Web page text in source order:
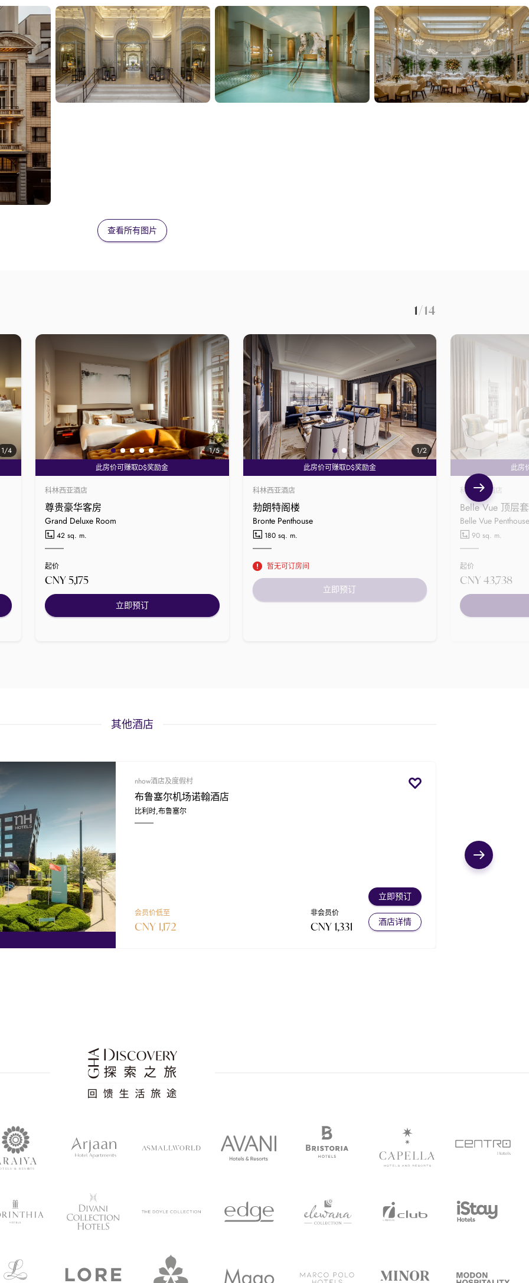
查看所有图片
1/14
1/4 1/5
此房价可赚取D$奖励金
科林西亚酒店
尊贵豪华客房
Grand Deluxe Room
42 sq. m.
起价
CNY 5,175
立即预订
1/2
此房价可赚取D$奖励金
科林西亚酒店
勃朗特阁楼
Bronte Penthouse
180 sq. m.
暂无可订房间
立即预订
此房
科林西亚酒店
Belle Vue 顶层
Belle Vue Penthouse
90 sq. m.
起价
CNY 43,738
其他酒店
nhow酒店及度假村
布鲁塞尔机场诺翰酒店
比利时,布鲁塞尔
会员价低至
CNY 1,172
非会员价
CNY 1,331
立即预订
酒店详情